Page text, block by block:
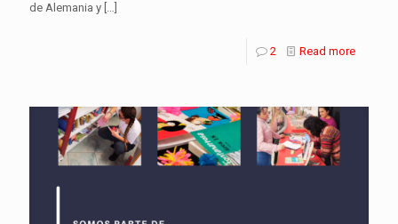
de Alemania y […]
2 Read more